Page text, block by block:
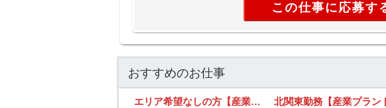
この仕事に応募す
おすすめのお仕事
エリア希望なしの方【産業プラントにおける施工管理（空調・衛生・電気設備分野）】